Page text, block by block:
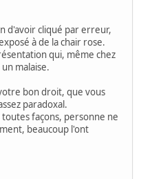
d'avoir cliqué par erreur,
à de la chair rose.
qui, même chez
malaise.
bon droit, que vous
paradoxal.
façons, personne ne
beaucoup l'ont